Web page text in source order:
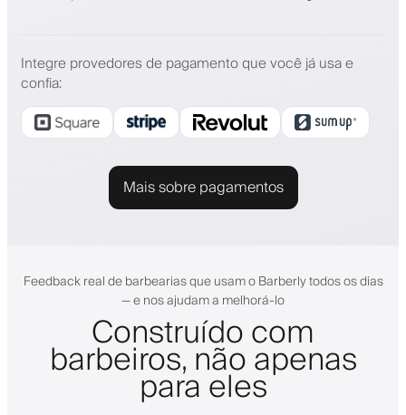
Integre provedores de pagamento que você já usa e
confia:
Mais sobre pagamentos
Feedback real de barbearias que usam o Barberly todos os dias
— e nos ajudam a melhorá-lo
Construído com
barbeiros, não apenas
para eles